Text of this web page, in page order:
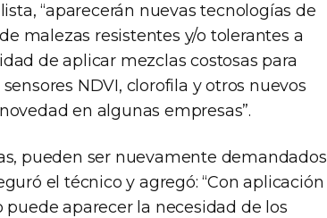
“aparecerán nuevas tecnologías de
malezas resistentes y/o tolerantes a
de aplicar mezclas costosas para
NDVI, clorofila y otros nuevos
en algunas empresas”.
pueden ser nuevamente demandados
el técnico y agregó: “Con aplicación
aparecer la necesidad de los